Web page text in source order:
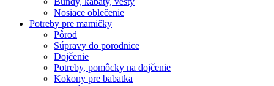
Nosiace oblečenie
Potreby pre mamičky
Pôrod
Súpravy do porodnice
Dojčenie
Potreby, pomôcky na dojčenie
Kokony pre babatka